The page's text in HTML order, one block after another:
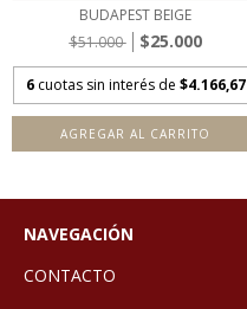
BUDAPEST BEIGE
$51.000
$25.000
6 cuotas sin interés de $4.166,67
AGREGAR AL CARRITO
NAVEGACIÓN
CONTACTO